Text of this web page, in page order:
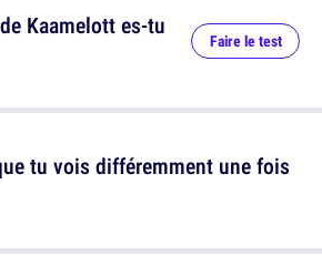
Kaamelott es-tu
Faire le test
tu vois différemment une fois